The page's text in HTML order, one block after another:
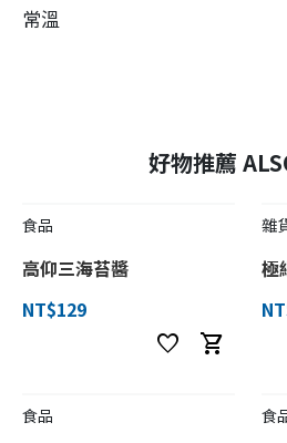
常溫
好物推薦
食品
高仰三海苔醬
NT$129
favorite shopping_cart
雜
極
食品 食